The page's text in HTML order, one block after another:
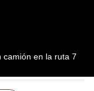
en la ruta 7